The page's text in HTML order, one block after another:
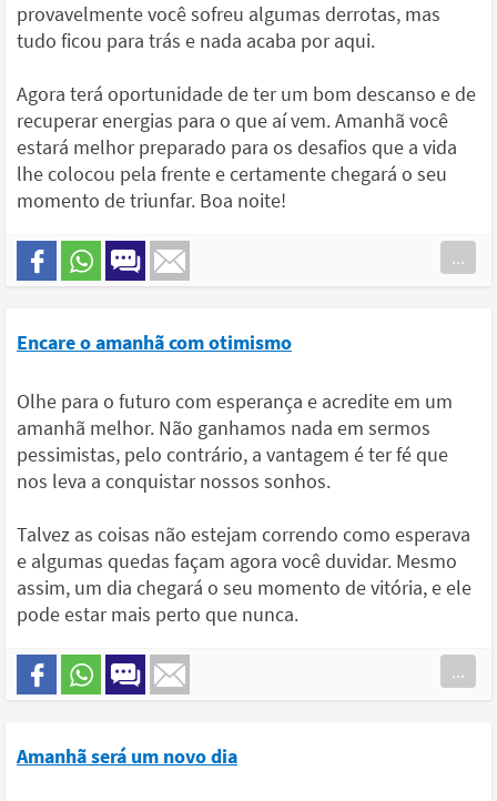
provavelmente você sofreu algumas derrotas, mas
tudo ficou para trás e nada acaba por aqui.
Agora terá oportunidade de ter um bom descanso e de
recuperar energias para o que aí vem. Amanhã você
estará melhor preparado para os desafios que a vida
lhe colocou pela frente e certamente chegará o seu
momento de triunfar. Boa noite!
...
Encare o amanhã com otimismo
Olhe para o futuro com esperança e acredite em um
amanhã melhor. Não ganhamos nada em sermos
pessimistas, pelo contrário, a vantagem é ter fé que
nos leva a conquistar nossos sonhos.
Talvez as coisas não estejam correndo como esperava
e algumas quedas façam agora você duvidar. Mesmo
assim, um dia chegará o seu momento de vitória, e ele
pode estar mais perto que nunca.
...
Amanhã será um novo dia